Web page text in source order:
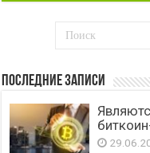
Последние записи